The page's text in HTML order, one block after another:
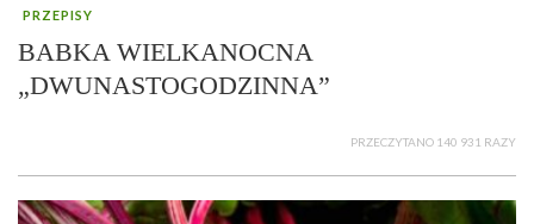
PRZEPISY
BABKA WIELKANOCNA
„DWUNASTOGODZINNA”
PRZECZYTANO 140 931 RAZY